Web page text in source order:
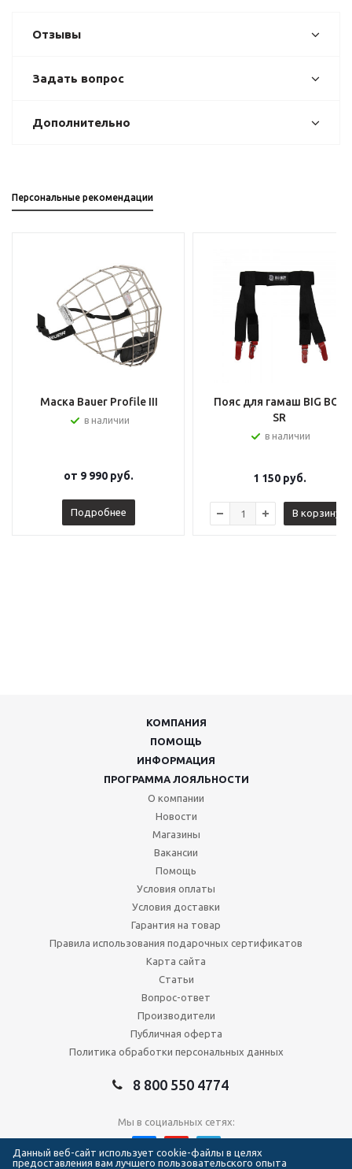
Отзывы
Задать вопрос
Дополнительно
Персональные рекомендации
Маска Bauer Profile III
в наличии
от 9 990 руб.
Подробнее
Пояс для гамаш BIG BOY
SR
в наличии
1 150руб.
В корзину
КОМПАНИЯ
ПОМОЩЬ
ИНФОРМАЦИЯ
ПРОГРАММА ЛОЯЛЬНОСТИ
О компании
Новости
Магазины
Вакансии
Помощь
Условия оплаты
Условия доставки
Гарантия на товар
Правила использования подарочных сертификатов
Карта сайта
Статьи
Вопрос-ответ
Производители
Публичная оферта
Политика обработки персональных данных
8 800 550 4774
Мы в социальных сетях:
Данный веб-сайт использует cookie-файлы в целях
предоставления вам лучшего пользовательского опыта